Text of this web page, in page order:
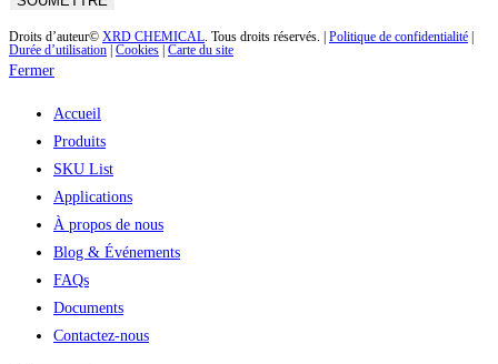
Droits d’auteur© XRD CHEMICAL. Tous droits réservés. | Politique de confidentialité
Durée d’utilisation Cookies Carte du site
Fermer
Accueil
Produits
SKU List
Applications
À propos de nous
Blog & Événements
FAQs
Documents
Contactez-nous